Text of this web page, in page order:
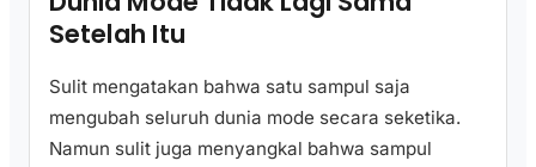
Setelah Itu
Sulit mengatakan bahwa satu sampul saja
mengubah seluruh dunia mode secara seketika.
Namun sulit juga menyangkal bahwa sampul